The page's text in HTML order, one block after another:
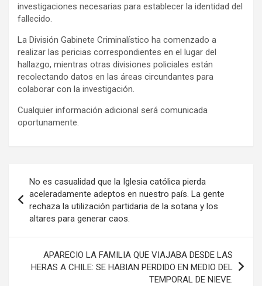
investigaciones necesarias para establecer la identidad del
fallecido.
La División Gabinete Criminalístico ha comenzado a
realizar las pericias correspondientes en el lugar del
hallazgo, mientras otras divisiones policiales están
recolectando datos en las áreas circundantes para
colaborar con la investigación.
Cualquier información adicional será comunicada
oportunamente.
de
entradas
No es casualidad que la Iglesia católica pierda
aceleradamente adeptos en nuestro país. La gente
rechaza la utilización partidaria de la sotana y los
altares para generar caos.
APARECIO LA FAMILIA QUE VIAJABA DESDE LAS
HERAS A CHILE: SE HABIAN PERDIDO EN MEDIO DEL
TEMPORAL DE NIEVE.